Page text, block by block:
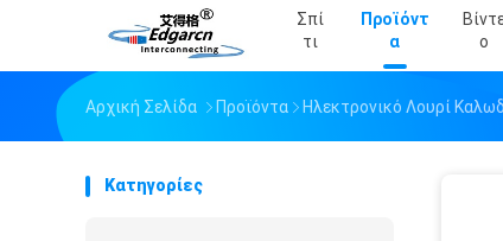
Σπί
Τι
Προϊόντ
Α
Ο
Αρχική Σελίδα Προϊόντα Ηλεκτρονικό Λουρί
Κατηγορίες